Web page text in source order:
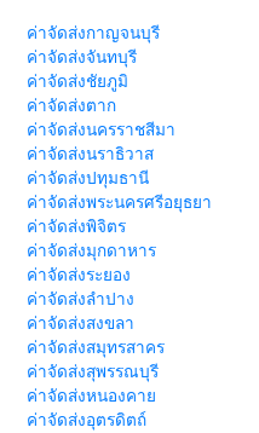
ค่าจัดส่งกาญจนบุรี
ค่าจัดส่งจันทบุรี
ค่าจัดส่งชัยภูมิ
ค่าจัดส่งตาก
ค่าจัดส่งนครราชสีมา
ค่าจัดส่งนราธิวาส
ค่าจัดส่งปทุมธานี
ค่าจัดส่งพระนครศรีอยุธยา
ค่าจัดส่งพิจิตร
ค่าจัดส่งมุกดาหาร
ค่าจัดส่งระยอง
ค่าจัดส่งลำปาง
ค่าจัดส่งสงขลา
ค่าจัดส่งสมุทรสาคร
ค่าจัดส่งสุพรรณบุรี
ค่าจัดส่งหนองคาย
ค่าจัดส่งอุตรดิตถ์